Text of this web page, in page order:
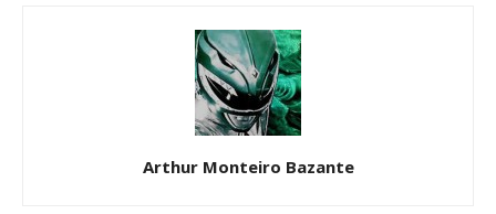
Arthur Monteiro Bazante